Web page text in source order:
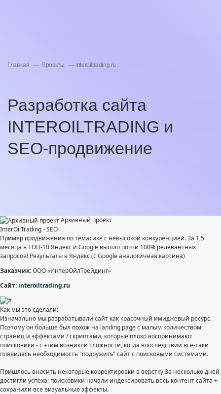
Меня интересует...
Главная Проекты interoiltrading.ru
Разработка сайта
INTEROILTRADING и
SEO-продвижение
Архивный проект
InterOilTrading - SEO
Пример продвижения по тематике с невысокой конкуренцией. За 1,5
месяца в ТОП-10 Яндекс и Google вышло почти 100% релевантных
запросов! Результаты в Яндекс (с Google аналогичная картина)
Заказчик:ООО «ИнтерОйлТрейдинг»
Сайт: interoiltrading.ru
Как мы это сделали:
Изначально мы разрабатывали сайт как красочный имиджевый ресурс.
Поэтому он больше был похож на landing page с малым количеством
страниц и эффектами / скриптами, которые плохо воспринимают
поисковики - с этим возникли сложности, когда впоследствии все-таки
появилась необходимость "подружить" сайт с поисковыми системами.
Пришлось вносить некоторые корректировки в верстку.За несколько дней
достигли успеха: поисковики начали индексировать весь контент сайта +
сохранили все визуальные эффекты.